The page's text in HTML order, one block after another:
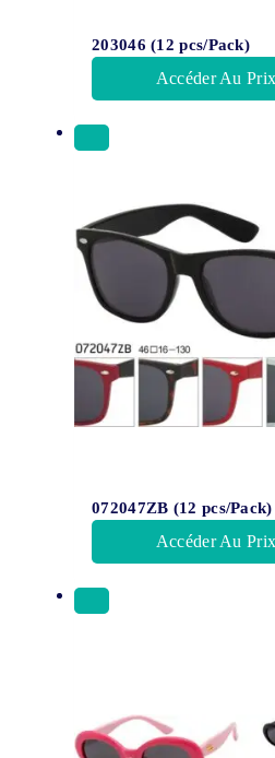
203046 (12 pcs/Pack)
Accéder Au
072047ZB (12 pcs/Pack)
Accéder Au